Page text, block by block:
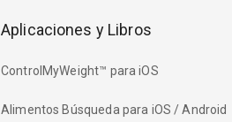
Aplicaciones y Libros
ControlMyWeight™ para iOS
Alimentos Búsqueda para iOS / Android